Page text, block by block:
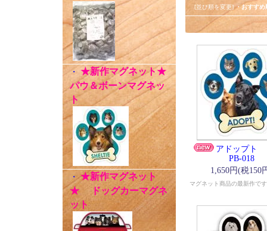
・ ★新作マグネット★
パウ＆ボーンマグネッ
ト
・★新作マグネット
★ ドッグカーマグネ
ット
[並び順を変更]・おすすめ
アドッ
PB-018
1,650円(税150
マグネット商品の最新作で